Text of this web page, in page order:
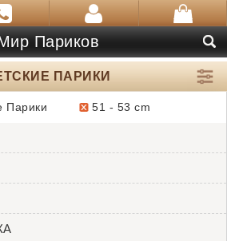
Париков
ПАРИКИ
Парики 51 - 53 cm